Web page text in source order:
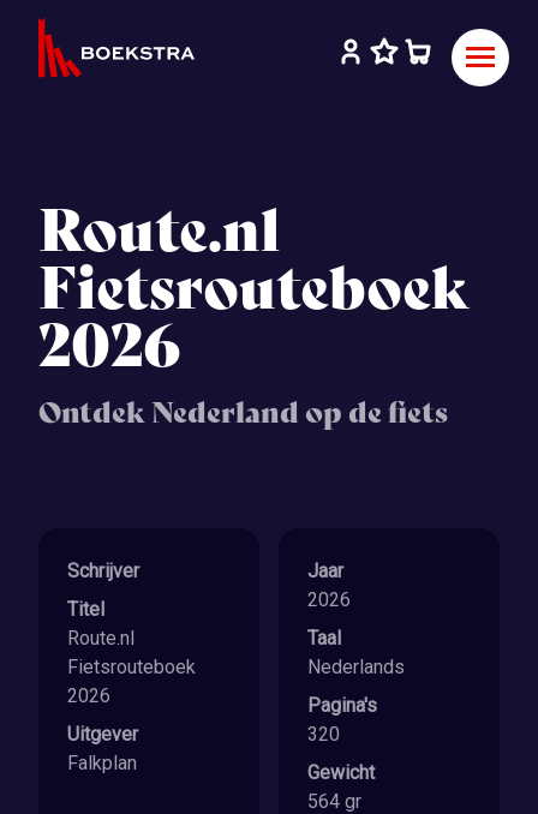
Route.nl
Fietsrouteboek
2026
Ontdek Nederland op de fiets
Schrijver
Titel
Route.nl
Fietsrouteboek
2026
Uitgever
Falkplan
Jaar
2026
Taal
Nederlands
Pagina's
320
Gewicht
564 gr